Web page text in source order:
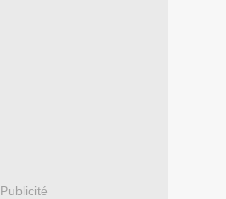
Publicité